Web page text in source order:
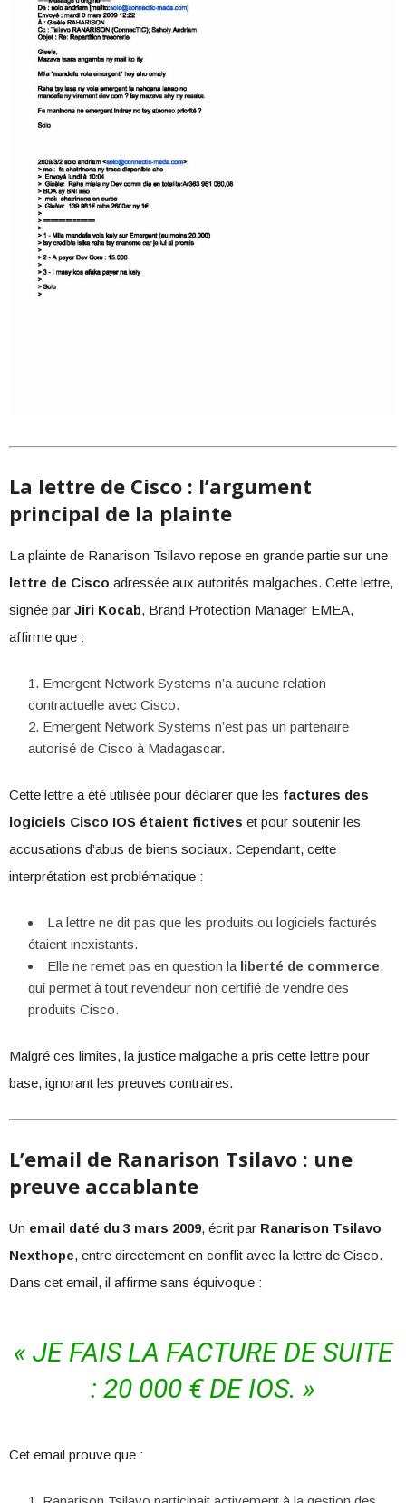
La lettre de Cisco : l’argument
principal de la plainte
La plainte de Ranarison Tsilavo repose en grande partie sur une
lettre de Cisco adressée aux autorités malgaches. Cette lettre,
signée par Jiri Kocab, Brand Protection Manager EMEA,
affirme que :
Emergent Network Systems n’a aucune relation
contractuelle avec Cisco.
Emergent Network Systems n’est pas un partenaire
autorisé de Cisco à Madagascar.
Cette lettre a été utilisée pour déclarer que les factures des
logiciels Cisco IOS étaient fictives et pour soutenir les
accusations d’abus de biens sociaux. Cependant, cette
interprétation est problématique :
La lettre ne dit pas que les produits ou logiciels facturés
étaient inexistants.
Elle ne remet pas en question la liberté de commerce,
qui permet à tout revendeur non certifié de vendre des
produits Cisco.
Malgré ces limites, la justice malgache a pris cette lettre pour
base, ignorant les preuves contraires.
L’email de Ranarison Tsilavo : une
preuve accablante
Un email daté du 3 mars 2009, écrit par Ranarison Tsilavo
Nexthope, entre directement en conflit avec la lettre de Cisco.
Dans cet email, il affirme sans équivoque :
« JE FAIS LA FACTURE DE SUITE
: 20 000 € DE IOS. »
Cet email prouve que :